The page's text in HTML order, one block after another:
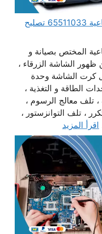
مهندس كمبيوتر العارضية الصناعية 65511033 تصليح
المختص بصيانة و
ظهور الشاشة الزرقاء ،
كرت الشاشة وحدة
الطاقة و التغذية ،
، تلف معالج الرسوم ،
، تلف التوانزستور ،
اقرأ المزيد